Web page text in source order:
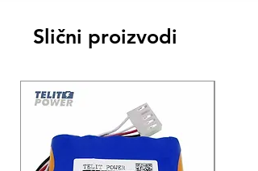
Slični proizvodi